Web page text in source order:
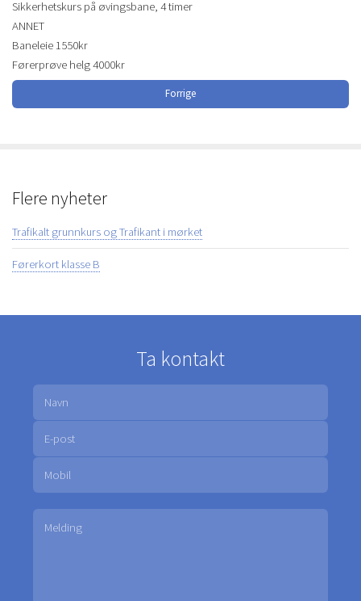
Sikkerhetskurs på øvingsbane, 4 timer
ANNET
Baneleie 1550kr
Førerprøve helg 4000kr
Forrige
Flere nyheter
Trafikalt grunnkurs og Trafikant i mørket
Førerkort klasse B
Ta kontakt